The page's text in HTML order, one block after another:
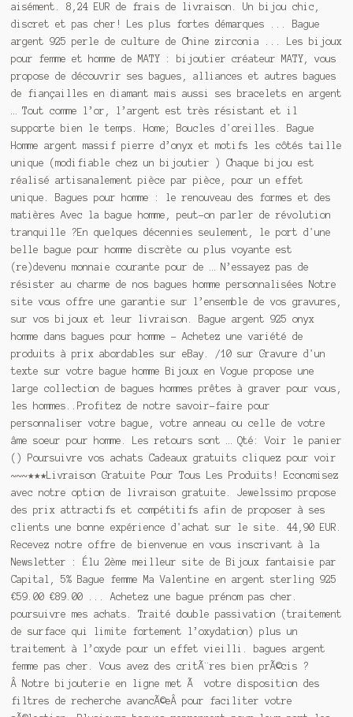
aisément. 8,24 EUR de frais de livraison. Un bijou chic,
discret et pas cher! Les plus fortes démarques ... Bague
argent 925 perle de culture de Chine zirconia ... Les bijoux
pour femme et homme de MATY : bijoutier créateur MATY, vous
propose de découvrir ses bagues, alliances et autres bagues
de fiançailles en diamant mais aussi ses bracelets en argent
… Tout comme l’or, l’argent est très résistant et il
supporte bien le temps. Home; Boucles d'oreilles. Bague
Homme argent massif pierre d’onyx et motifs les côtés taille
unique (modifiable chez un bijoutier ) Chaque bijou est
réalisé artisanalement pièce par pièce, pour un effet
unique. Bagues pour homme : le renouveau des formes et des
matières Avec la bague homme, peut-on parler de révolution
tranquille ?En quelques décennies seulement, le port d'une
belle bague pour homme discrète ou plus voyante est
(re)devenu monnaie courante pour de … N’essayez pas de
résister au charme de nos bagues homme personnalisées Notre
site vous offre une garantie sur l’ensemble de vos gravures,
sur vos bijoux et leur livraison. Bague argent 925 onyx
homme dans bagues pour homme - Achetez une variété de
produits à prix abordables sur eBay. /10 sur Gravure d'un
texte sur votre bague homme Bijoux en Vogue propose une
large collection de bagues hommes prêtes à graver pour vous,
les hommes..Profitez de notre savoir-faire pour
personnaliser votre bague, votre anneau ou celle de votre
âme soeur pour homme. Les retours sont … Qté: Voir le panier
() Poursuivre vos achats Cadeaux gratuits cliquez pour voir
~~~★★★Livraison Gratuite Pour Tous Les Produits! Economisez
avec notre option de livraison gratuite. Jewelssimo propose
des prix attractifs et compétitifs afin de proposer à ses
clients une bonne expérience d'achat sur le site. 44,90 EUR.
Recevez notre offre de bienvenue en vous inscrivant à la
Newsletter : Élu 2ème meilleur site de Bijoux fantaisie par
Capital, 5% Bague femme Ma Valentine en argent sterling 925
€59.00 €89.00 ... Achetez une bague prénom pas cher.
poursuivre mes achats. Traité double passivation (traitement
de surface qui limite fortement l’oxydation) plus un
traitement à l’oxyde pour un effet vieilli. bagues argent
femme pas cher. Vous avez des critÃ¨res bien prÃ©cis ?
Â Notre bijouterie en ligne met Ã votre disposition des
filtres de recherche avancÃ©eÂ pour faciliter votre